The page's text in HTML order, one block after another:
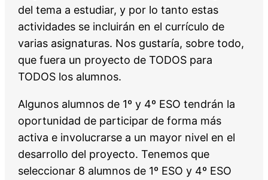
del tema a estudiar, y por lo tanto estas
actividades se incluirán en el currículo de
varias asignaturas. Nos gustaría, sobre todo,
que fuera un proyecto de TODOS para
TODOS los alumnos.
Algunos alumnos de 1º y 4º ESO tendrán la
oportunidad de participar de forma más
activa e involucrarse a un mayor nivel en el
desarrollo del proyecto. Tenemos que
seleccionar 8 alumnos de 1º ESO y 4º ESO